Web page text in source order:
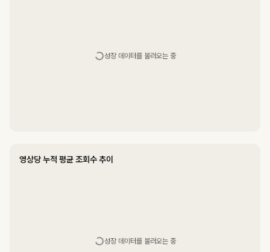
성장 데이터를 불러오는 중
영상당 누적 평균 조회수 추이
성장 데이터를 불러오는 중